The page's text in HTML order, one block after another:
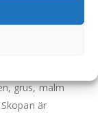
segment
(ED) är en
grus, malm
är